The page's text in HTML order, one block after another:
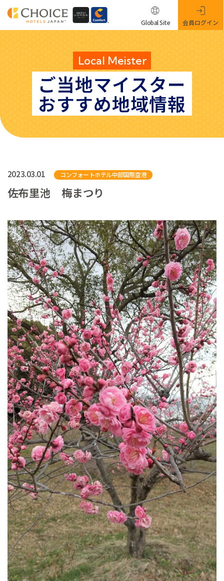
Local Meister
ご当地マイスター
おすすめ地域情報
Global Site 会員ログイン
2023.03.01 コンフォートホテル中部国際空港
佐布里池 梅まつり